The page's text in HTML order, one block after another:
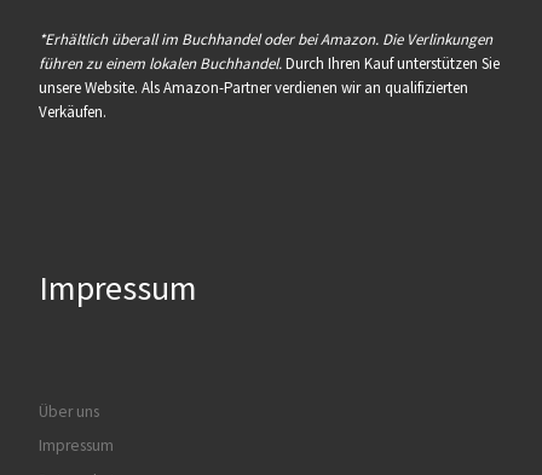
*Erhältlich überall im Buchhandel oder bei Amazon. Die Verlinkungen
führen zu einem lokalen Buchhandel.Durch Ihren Kauf unterstützen Sie
unsere Website. Als Amazon-Partner verdienen wir an qualifizierten
Verkäufen.
Impressum
Über uns
Impressum